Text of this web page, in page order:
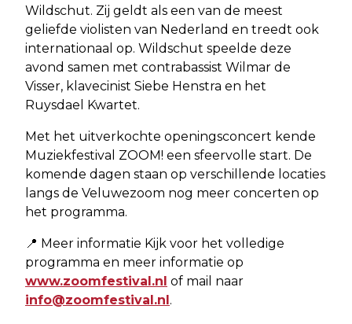
Wildschut. Zij geldt als een van de meest
geliefde violisten van Nederland en treedt ook
internationaal op. Wildschut speelde deze
avond samen met contrabassist Wilmar de
Visser, klavecinist Siebe Henstra en het
Ruysdael Kwartet.
Met het uitverkochte openingsconcert kende
Muziekfestival ZOOM! een sfeervolle start. De
komende dagen staan op verschillende locaties
langs de Veluwezoom nog meer concerten op
het programma.
📍 Meer informatie Kijk voor het volledige
programma en meer informatie op
www.zoomfestival.nl of mail naar
info@zoomfestival.nl.